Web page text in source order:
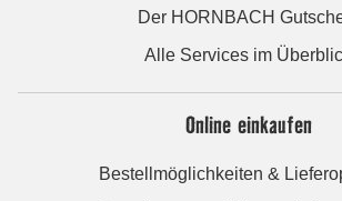
Der HORNBACH
Alle Services im
Online einkaufen
Bestellmöglichkeiten &